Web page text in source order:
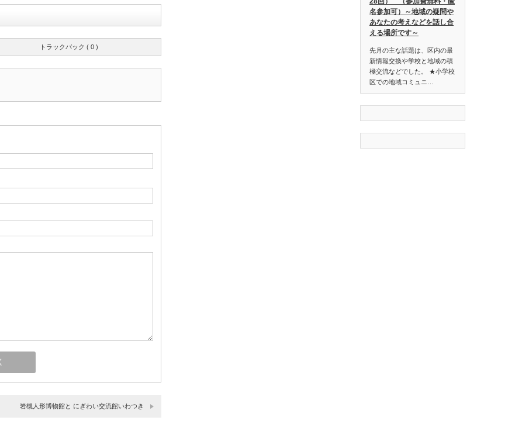
トラックバック ( 0 )
岩槻人形博物館と にぎわい交流館いわつき
名参加可）～地域の疑問や
あなたの考えなどを話し合
える場所です～
先月の主な話題は、区内の最
新情報交換や学校と地域の積
極交流などでした。 ★小学校
区での地域コミュニ…